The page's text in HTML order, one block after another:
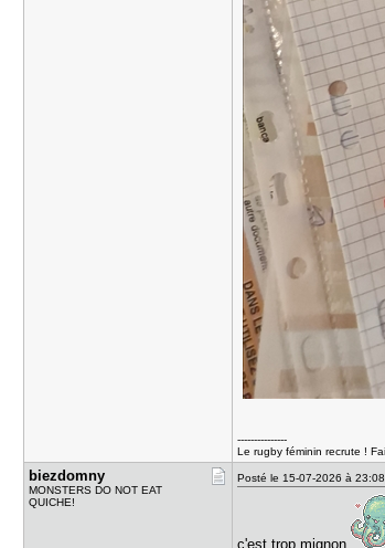
---------------
Le rugby féminin recrute !
biezdomny
MONSTERS DO NOT EAT
QUICHE!
Posté le 15-07-2026 à
c'est trop mignon